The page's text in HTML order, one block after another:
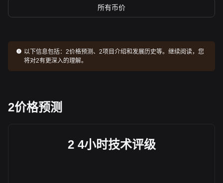
所有币价
以下信息包括：2价格预测、2项目介绍和发展历史等。继续阅读，您
将对2有更深入的理解。
2价格预测
2 4小时技术评级